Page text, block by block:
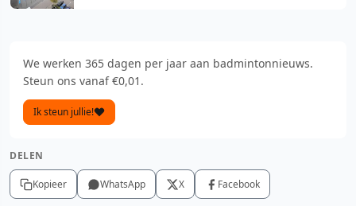
We werken 365 dagen per jaar aan badmintonnieuws.
Steun ons vanaf €0,01.
Ik steun jullie!
DELEN
Kopieer WhatsApp X Facebook